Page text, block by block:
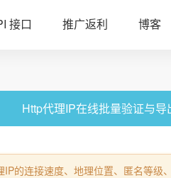
接口 推广返利 博客
Http代理IP在线批量验证与导
的连接速度、地理位置、匿名等